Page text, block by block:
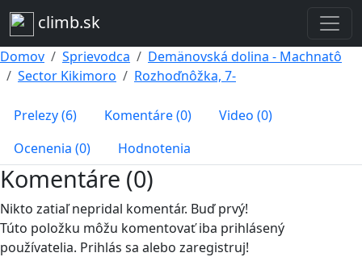
climb.sk
Domov Sprievodca
Demänovská dolina - Machnatô
Sector Kikimoro
Rozhoďnôžka, 7-
Prelezy (6) Komentáre (0)
Video (0)
Ocenenia (0)
Hodnotenia
Komentáre (0)
Nikto zatiaľ nepridal komentár. Buď prvý!
Túto položku môžu komentovať iba prihlásený
používatelia. Prihlás sa alebo zaregistruj!